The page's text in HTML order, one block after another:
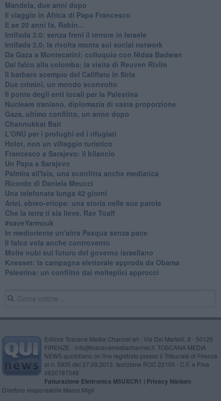
Mandela, due anni dopo
Il viaggio in Africa di Papa Francesco
E se 20 anni fa, Rabin...
Intifada 2.0: senza freni il terrore in Israele
Intifada 2.0: la rivolta monta sui social network
Da Gaza a Montecatini: colloquio con Nidaa Badwan
Dal falco alla colomba: la visita di Reuven Rivlin
Il barbaro scempio del Califfato in Siria
Due crimini, un mondo sconvolto
Il ponte degli enti locali per la Palestina
Nucleare iraniano, diplomazia di vasta proporzione
Gaza, ultimo conflitto, un anno dopo
Channukkat Bait
L'ONU per i profughi ed i rifugiati
Holot, non un villaggio turistico
Francesco a Sarajevo: il bilancio
Un Papa a Sarajevo
Palmira all'Isis, una sconfitta anche mediatica
Ricordo di Daniela Meucci
​Una telefonata lunga 42 giorni
​Ariel, ebreo-etiope: una storia nelle sue parole
Che la terra ti sia lieve, Rav Toaff
​#saveYarmouk
​In medioriente un'altra Pasqua senza pace
​Il falco vola anche controvento
Molte nubi sul futuro del governo israeliano
Knesset: la campagna elettorale approda da Obama
Palestina: un conflitto dai molteplici approcci
Editore Toscana Media Channel srl - Via Dei Martelli, 8 - 50129
FIRENZE - info@toscanamediachannel.it. TOSCANA MEDIA
NEWS quotidiano on line registrato presso il Tribunale di Firenze
al n. 5935 del 27.09.2013. Iscrizione ROC 22105 - C.F. e P.Iva
0620787048
Fatturazione Elettronica M5UXCR1 | Privacy Nielsen
Direttore responsabile Marco Migli